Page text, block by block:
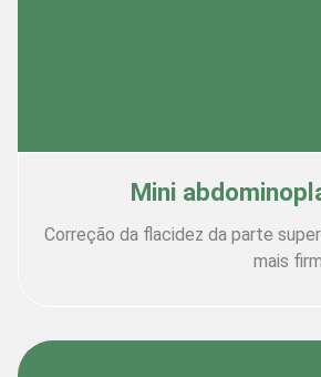
Mini
Correção da flacidez da parte
mais